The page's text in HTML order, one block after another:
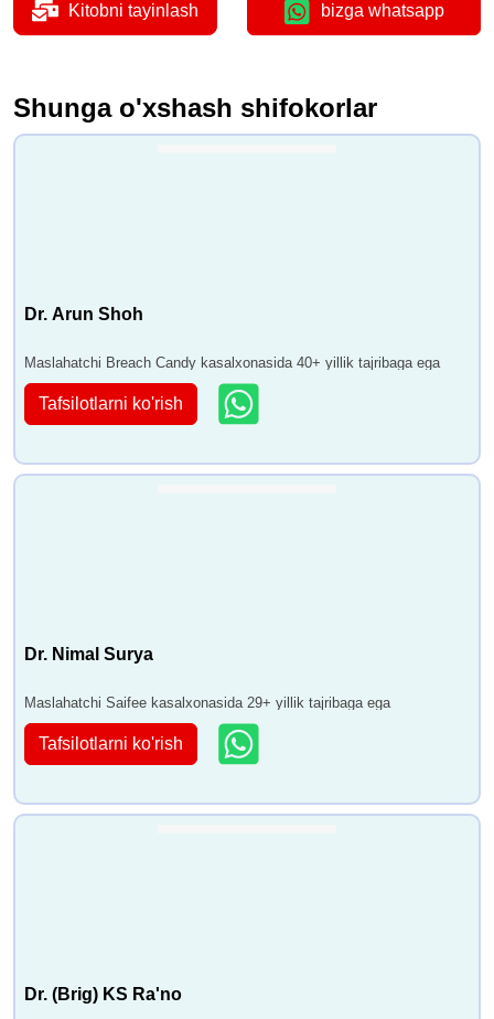
Kitobni tayinlash bizga whatsapp
Shunga o'xshash shifokorlar
Dr. Arun Shoh
Maslahatchi Breach Candy kasalxonasida 40+ yillik tajribaga ega
Tafsilotlarni ko'rish
Dr. Nimal Surya
Maslahatchi Saifee kasalxonasida 29+ yillik tajribaga ega
Tafsilotlarni ko'rish
Dr. (Brig) KS Ra'no